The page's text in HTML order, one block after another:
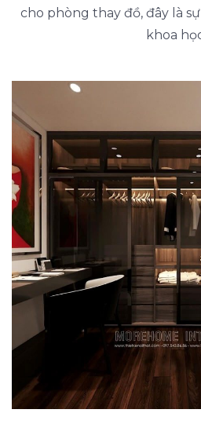
cho phòng thay đồ, đây là
khoa